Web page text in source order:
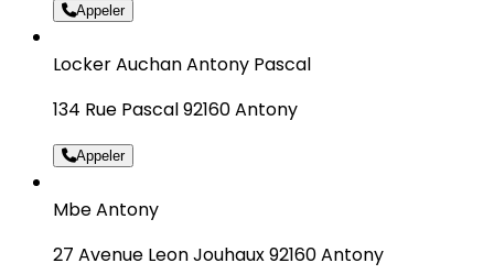
Appeler
Locker Auchan Antony Pascal
134 Rue Pascal 92160 Antony
Appeler
Mbe Antony
27 Avenue Leon Jouhaux 92160 Antony